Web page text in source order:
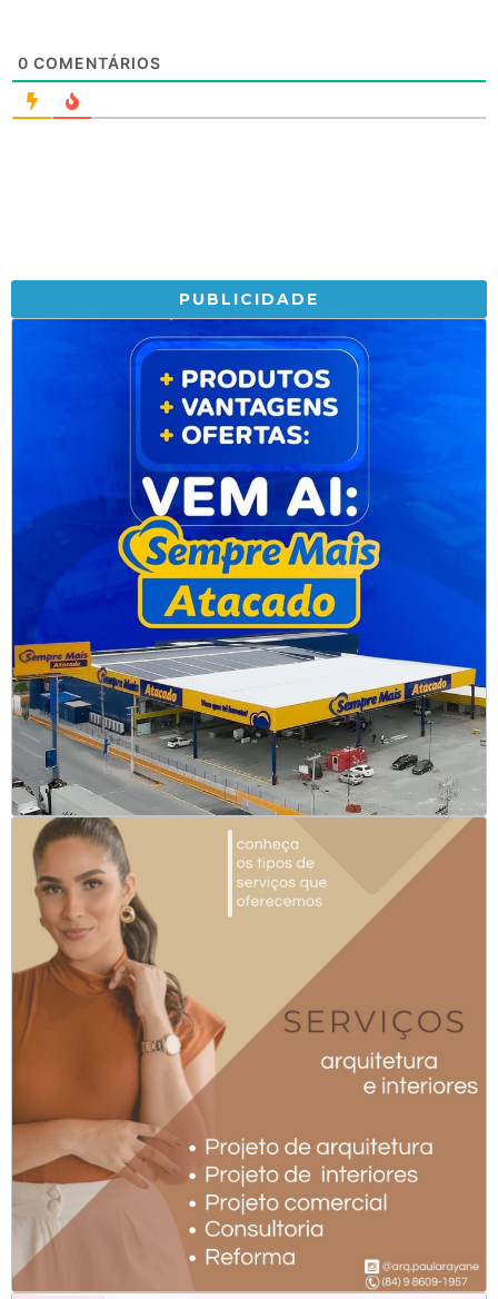
0 COMENTÁRIOS
PUBLICIDADE